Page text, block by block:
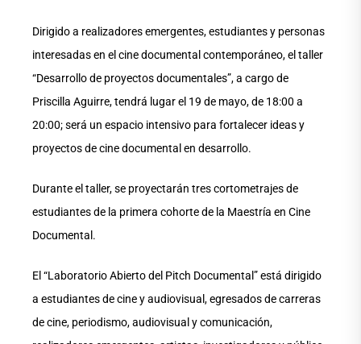
Dirigido a realizadores emergentes, estudiantes y personas
interesadas en el cine documental contemporáneo, el taller
“Desarrollo de proyectos documentales”, a cargo de
Priscilla Aguirre, tendrá lugar el 19 de mayo, de 18:00 a
20:00; será un espacio intensivo para fortalecer ideas y
proyectos de cine documental en desarrollo.
Durante el taller, se proyectarán tres cortometrajes de
estudiantes de la primera cohorte de la Maestría en Cine
Documental.
El “Laboratorio Abierto del Pitch Documental” está dirigido
a estudiantes de cine y audiovisual, egresados de carreras
de cine, periodismo, audiovisual y comunicación,